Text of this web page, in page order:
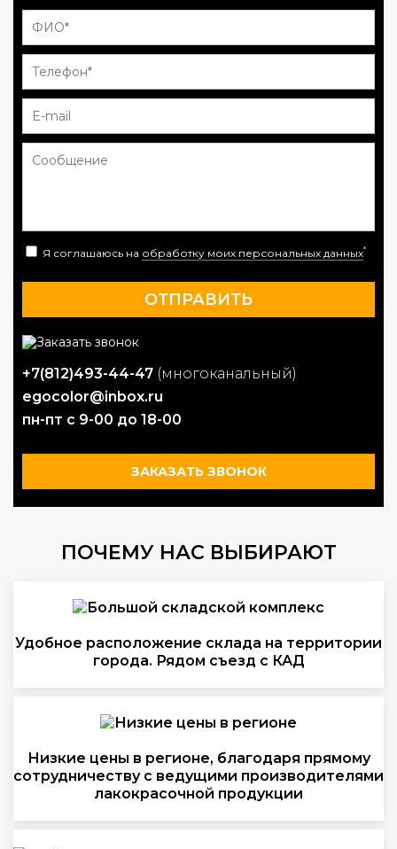
Я соглашаюсь на обработку моих персональных данных*
+7(812)493-44-47 (многоканальный)
egocolor@inbox.ru
пн-пт с 9-00 до 18-00
ЗАКАЗАТЬ ЗВОНОК
ПОЧЕМУ НАС ВЫБИРАЮТ
Удобное расположение склада на территории
города. Рядом съезд с КАД
Низкие цены в регионе, благодаря прямому
сотрудничеству с ведущими производителями
лакокрасочной продукции